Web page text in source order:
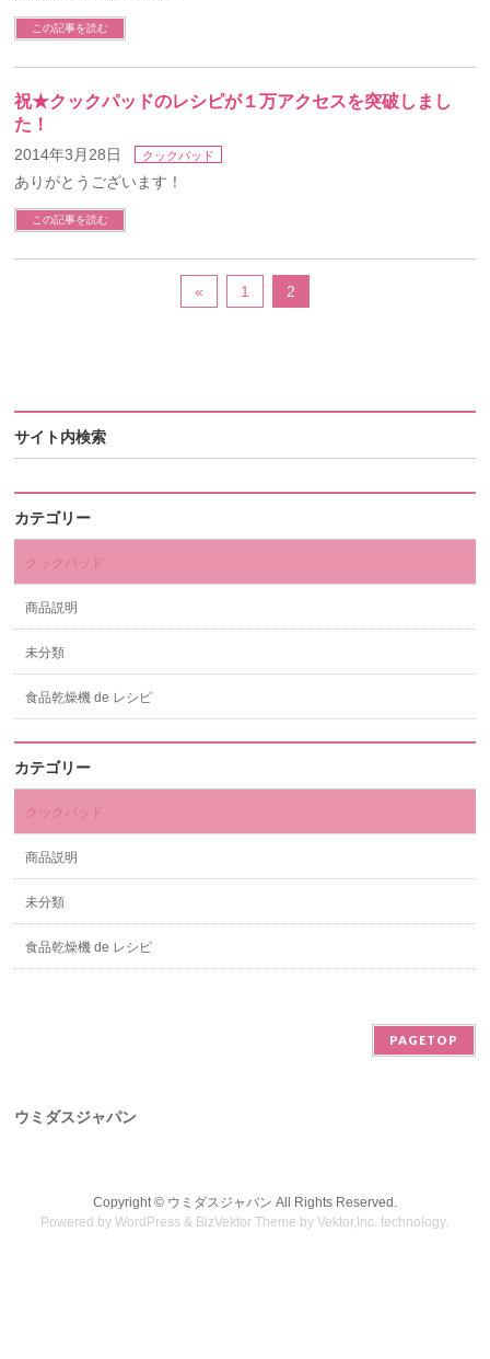
この記事を読む
祝★クックパッドのレシピが１万アクセスを突破しまし
た！
2014年3月28日 クックパッド
ありがとうございます！
この記事を読む
« 1 2
サイト内検索
カテゴリー
クックパッド
商品説明
未分類
食品乾燥機 de レシピ
カテゴリー
クックパッド
商品説明
未分類
食品乾燥機 de レシピ
PAGETOP
ウミダスジャパン
Copyright © ウミダスジャパン All Rights Reserved.
Powered byWordPress & BizVektor Theme byVektor,Inc. technology.